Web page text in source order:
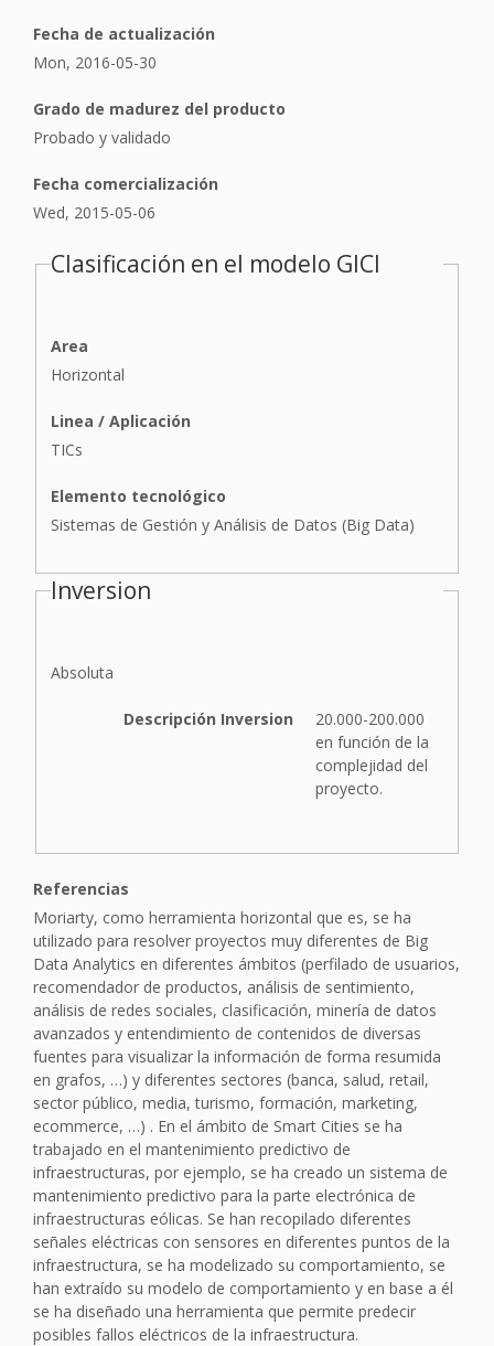
Fecha de actualización
Mon, 2016-05-30
Grado de madurez del producto
Probado y validado
Fecha comercialización
Wed, 2015-05-06
Clasificación en el modelo GICI
Area
Horizontal
Linea / Aplicación
TICs
Elemento tecnológico
Sistemas de Gestión y Análisis de Datos (Big Data)
Inversion
I
n
Absoluta
Descripción Inversion
20.000-200.000
en función de la
complejidad del
proyecto.
Referencias
Moriarty, como herramienta horizontal que es, se ha
utilizado para resolver proyectos muy diferentes de Big
Data Analytics en diferentes ámbitos (perfilado de usuarios,
recomendador de productos, análisis de sentimiento,
análisis de redes sociales, clasificación, minería de datos
avanzados y entendimiento de contenidos de diversas
fuentes para visualizar la información de forma resumida
en grafos, …) y diferentes sectores (banca, salud, retail,
sector público, media, turismo, formación, marketing,
ecommerce, …) . En el ámbito de Smart Cities se ha
trabajado en el mantenimiento predictivo de
infraestructuras, por ejemplo, se ha creado un sistema de
mantenimiento predictivo para la parte electrónica de
infraestructuras eólicas. Se han recopilado diferentes
señales eléctricas con sensores en diferentes puntos de la
infraestructura, se ha modelizado su comportamiento, se
han extraído su modelo de comportamiento y en base a él
se ha diseñado una herramienta que permite predecir
posibles fallos eléctricos de la infraestructura.